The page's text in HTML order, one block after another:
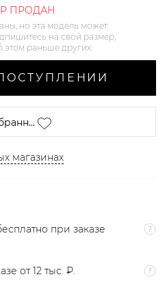
ПРОДАН
но эта модель может
на свой размер,
этом раньше других.
магазинах
при заказе
от 12 тыс. ₽.